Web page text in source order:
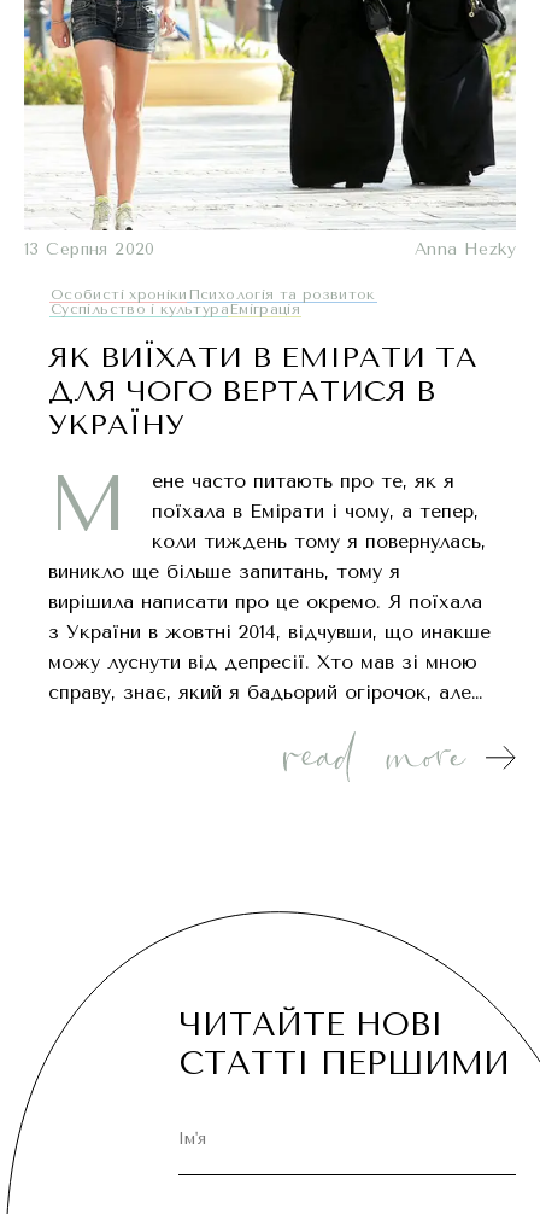
13 Серпня 2020 Anna Hezky
Oсобисті хроніки Психологія та розвиток
Суспільство і культура Еміграція
ЯК ВИЇХАТИ В ЕМІРАТИ ТА
ДЛЯ ЧОГО ВЕРТАТИСЯ В
УКРАЇНУ
М
ене часто питають про те, як я
поїхала в Емірати і чому, а тепер,
коли тиждень тому я повернулась,
виникло ще більше запитань, тому я
вирішила написати про це окремо. Я поїхала
з України в жовтні 2014, відчувши, що инакше
можу луснути від депресії. Хто мав зі мною
справу, знає, який я бадьорий огірочок, але…
ЧИТАЙТЕ НОВІ
СТАТТІ ПЕРШИМИ